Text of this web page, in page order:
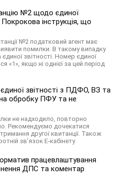
№2 щодо єдиної
Покрокова інструкція, що
№2 податковий агент має
помилки. В такому випадку
звітності. Номер єдиної
«1», якщо ні однієї за цей період
звітності з ПДФО, ВЗ та
обробку ПФУ та не
не надходило, повторно
Рекомендуємо дочекатися
другої квитанції. Також
зв’язок Е-кабінету
працевлаштування
ДПС та коментар